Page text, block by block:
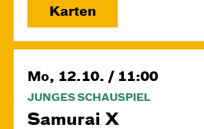
Karten
Mo, 12.10. / 11:00
JUNGES SCHAUSPIEL
Samurai X